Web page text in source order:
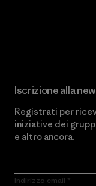
Iscrizione alla
Registrati per
iniziative dei
e altro ancora.
Indirizzo email